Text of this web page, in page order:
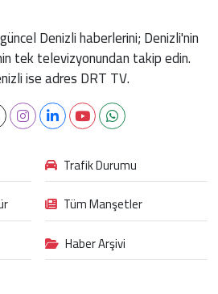
Denizli haberlerini; Denizli'nin
tek televizyonundan takip edin.
ise adres DRT TV.
Trafik Durumu
Tüm Manşetler
Haber Arşivi